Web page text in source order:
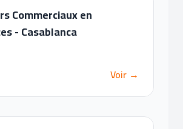
Commerciaux en
- Casablanca
Voir →